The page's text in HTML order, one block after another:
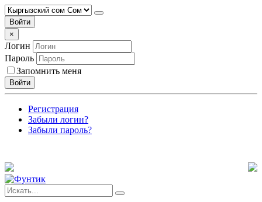
Войти
×
Логин
Пароль
Запомнить меня
Войти
Регистрация
Забыли логин?
Забыли пароль?